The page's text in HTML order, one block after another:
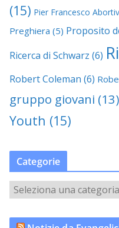
(15) Pier Francesco
Preghiera (5) Proposito
Ricerca di Schwarz (6)
Robert Coleman (6)
gruppo giovani (13)
Youth (15)
Categorie
a
t